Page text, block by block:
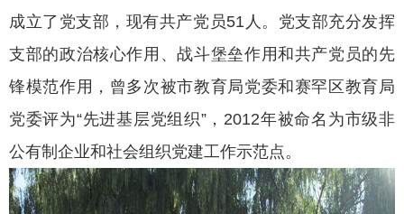
成立了党支部，现有共产党员51人。党支部充分发挥
支部的政治核心作用、战斗堡垒作用和共产党员的先
锋模范作用，曾多次被市教育局党委和赛罕区教育局
党委评为“先进基层党组织”，2012年被命名为市级非
公有制企业和社会组织党建工作示范点。